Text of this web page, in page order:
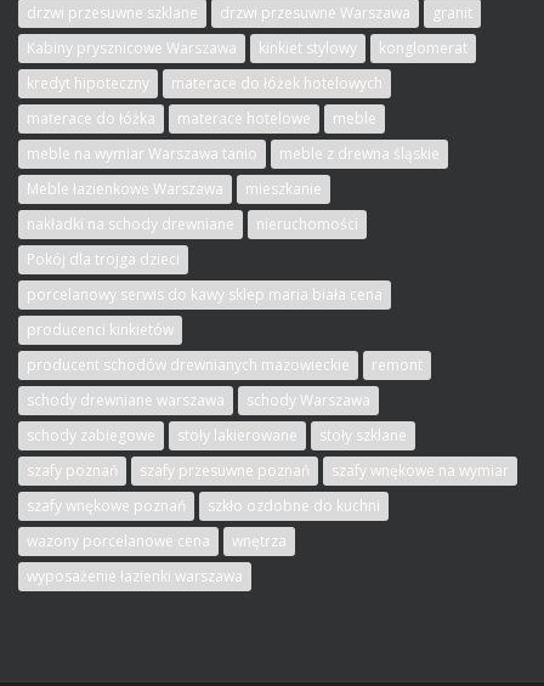
drzwi przesuwne szklane
drzwi przesuwne Warszawa
granit
Kabiny prysznicowe Warszawa
kinkiet stylowy
konglomerat
kredyt hipoteczny
materace do łóżek hotelowych
materace do łóżka
materace hotelowe
meble
meble na wymiar Warszawa tanio
meble z drewna śląskie
Meble łazienkowe Warszawa
mieszkanie
nakładki na schody drewniane
nieruchomości
Pokój dla trojga dzieci
porcelanowy serwis do kawy sklep maria biała cena
producenci kinkietów
producent schodów drewnianych mazowieckie
remont
schody drewniane warszawa
schody Warszawa
schody zabiegowe
stoły lakierowane
stoły szklane
szafy poznań
szafy przesuwne poznań
szafy wnękowe na wymiar
szafy wnękowe poznań
szkło ozdobne do kuchni
wazony porcelanowe cena
wnętrza
wyposażenie łazienki warszawa